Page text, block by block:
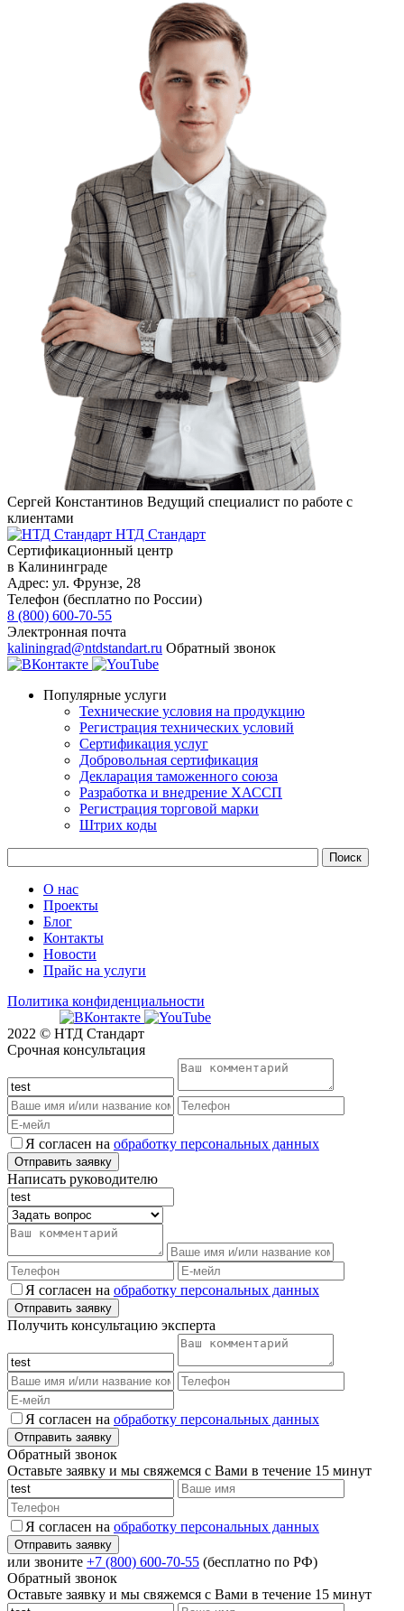
Сергей Константинов Ведущий специалист по работе с
клиентами
НТД Стандарт
Сертификационный центр
в Калининграде
Адрес: ул. Фрунзе, 28
Телефон (бесплатно по России)
8 (800) 600-70-55
Электронная почта
kaliningrad@ntdstandart.ru Обратный звонок
Популярные услуги
Технические условия на продукцию
Регистрация технических условий
Сертификация услуг
Добровольная сертификация
Декларация таможенного союза
Разработка и внедрение ХАССП
Регистрация торговой марки
Штрих коды
О нас
Проекты
Блог
Контакты
Новости
Прайс на услуги
Политика конфиденциальности
2022 © НТД Стандарт
Срочная консультация
Я согласен на обработку персональных данных
Написать руководителю
Я согласен на обработку персональных данных
Получить консультацию эксперта
Я согласен на обработку персональных данных
Обратный звонок
Оставьте заявку и мы свяжемся с Вами в течение 15 минут
Я согласен на обработку персональных данных
или звоните +7 (800) 600-70-55 (бесплатно по РФ)
Обратный звонок
Оставьте заявку и мы свяжемся с Вами в течение 15 минут